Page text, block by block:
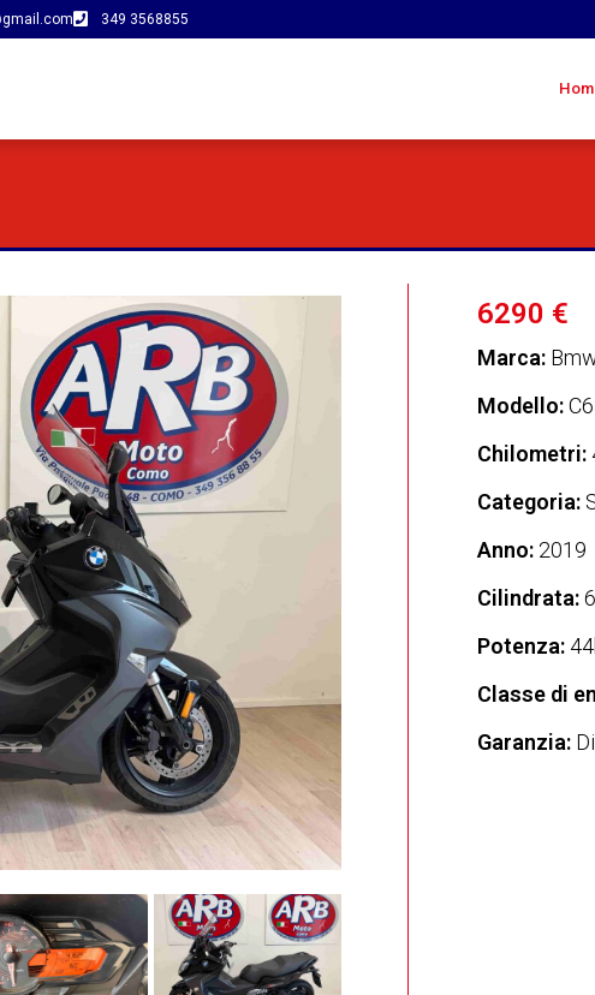
349 3568855
6290 €
Marca:
Modello:
Chilometri:
Categoria:
Anno: 2019
Cilindrata:
Potenza:
Classe di
Garanzia: